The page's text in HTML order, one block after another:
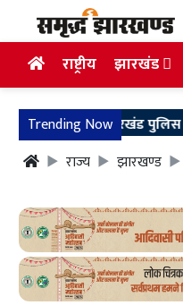
राष्ट्रीय झारखंड
Trending Now
झारखंड पुलिस के जवान
राज्य
झारखण्ड